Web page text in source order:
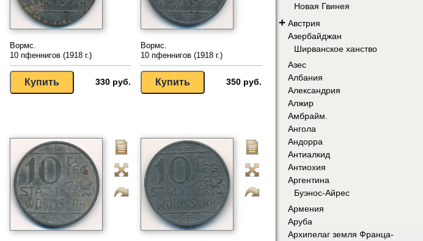
Вормс.
10 пфеннигов (1918 г.)
330 руб.
Вормс.
10 пфеннигов (1918 г.)
350 руб.
Новая Гвинея
+ Австрия
Азербайджан
Ширванское ханство
Азес
Албания
Александрия
Алжир
Амбрайм.
Ангола
Андорра
Антиалкид
Антиохия
Аргентина
Буэнос-Айрес
Армения
Аруба
Архипелаг земля Франца-